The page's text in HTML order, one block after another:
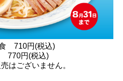
710円(税込)
770円(税込)
はございません。